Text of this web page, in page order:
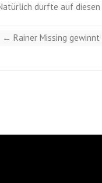
durfte auf
← Rainer Missing